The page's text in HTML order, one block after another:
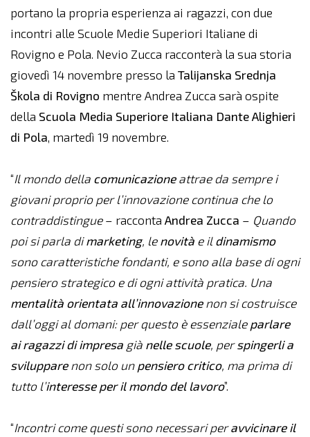
portano la propria esperienza ai ragazzi, con due
incontri alle Scuole Medie Superiori Italiane di
Rovigno e Pola. Nevio Zucca racconterà la sua storia
giovedì 14 novembre presso la Talijanska Srednja
Škola di Rovigno mentre Andrea Zucca sarà ospite
della Scuola Media Superiore Italiana Dante Alighieri
di Pola, martedì 19 novembre.
“Il mondo della comunicazioneattrae da sempre i
giovani proprio per l’innovazione continua che lo
contraddistingue– racconta Andrea Zucca – Quando
poi si parla dimarketing, lenovità e ildinamismo
sono caratteristiche fondanti, e sono alla base di ogni
pensiero strategico e di ogni attività pratica. Una
mentalità orientata all’innovazionenon si costruisce
dall’oggi al domani: per questo è essenzialeparlare
ai ragazzi di impresa già nelle scuole, perspingerli a
svilupparenon solo unpensiero critico, ma prima di
tutto l’interesse per il mondo del lavoro”.
“Incontri come questi sono necessari peravvicinare il